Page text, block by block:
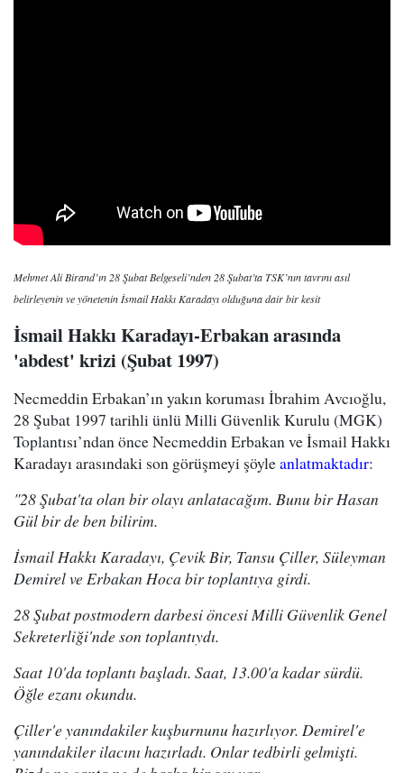
Mehmet Ali Birand’ın 28 Şubat Belgeseli’nden 28 Şubat’ta TSK’nın tavrını asıl
belirleyenin ve yönetenin İsmail Hakkı Karadayı olduğuna dair bir kesit
İsmail Hakkı Karadayı-Erbakan arasında
'abdest' krizi (Şubat 1997)
Necmeddin Erbakan’ın yakın koruması İbrahim Avcıoğlu,
28 Şubat 1997 tarihli ünlü Milli Güvenlik Kurulu (MGK)
Toplantısı’ndan önce Necmeddin Erbakan ve İsmail Hakkı
Karadayı arasındaki son görüşmeyi şöyleanlatmaktadır:
"28 Şubat'ta olan bir olayı anlatacağım. Bunu bir Hasan
Gül bir de ben bilirim.
İsmail Hakkı Karadayı, Çevik Bir, Tansu Çiller, Süleyman
Demirel ve Erbakan Hoca bir toplantıya girdi.
28 Şubat postmodern darbesi öncesi Milli Güvenlik Genel
Sekreterliği'nde son toplantıydı.
Saat 10'da toplantı başladı. Saat, 13.00'a kadar sürdü.
Öğle ezanı okundu.
Çiller'e yanındakiler kuşburnunu hazırlıyor. Demirel'e
yanındakiler ilacını hazırladı. Onlar tedbirli gelmişti.